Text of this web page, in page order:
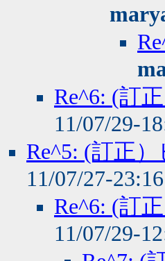
Re^6: (訂
11/07/29-
Re^5: (訂正
11/07/27-
Re^6: (訂
11/07/29-